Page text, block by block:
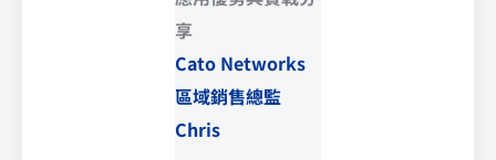
享
Cato Networks
區域銷售總監
Chris